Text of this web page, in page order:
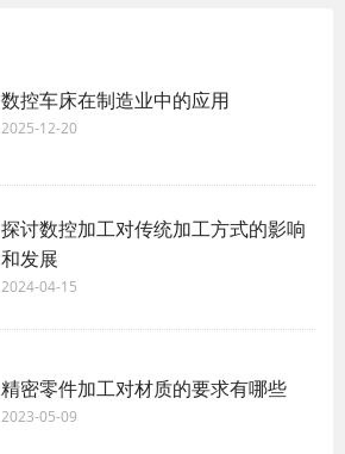
数控车床在制造业中的应用
2025-12-20
探讨数控加工对传统加工方式的影响
和发展
2024-04-15
精密零件加工对材质的要求有哪些
2023-05-09